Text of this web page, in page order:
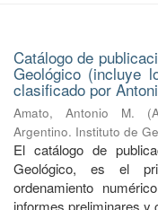
Catálogo de
Geológico (incluye
clasificado por
Amato, Antonio M. (
Argentino. Instituto de
El catálogo de
Geológico, es el
ordenamiento
informes preliminares y